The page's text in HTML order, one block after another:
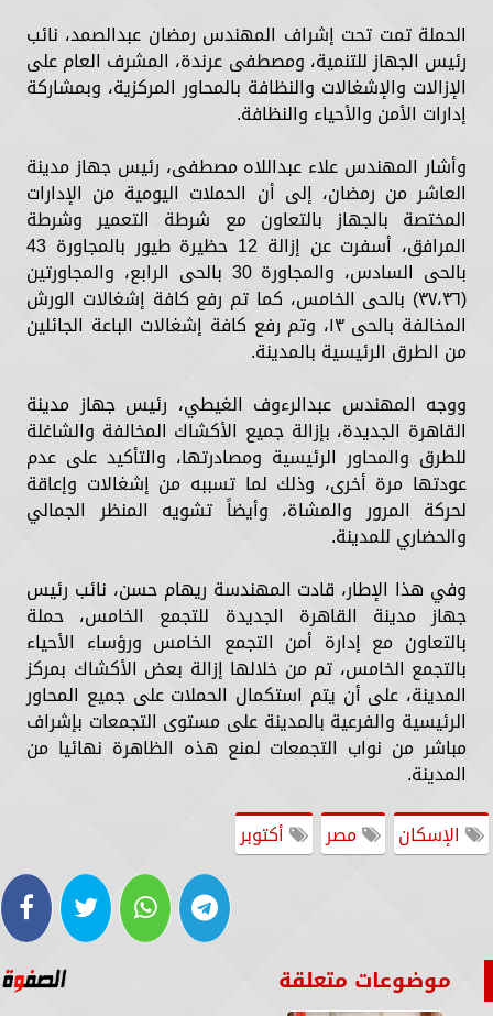
الحملة تمت تحت إشراف المهندس رمضان عبدالصمد، نائب
رئيس الجهاز للتنمية، ومصطفى عرندة، المشرف العام على
الإزالات والإشغالات والنظافة بالمحاور المركزية، وبمشاركة
إدارات الأمن والأحياء والنظافة.
وأشار المهندس علاء عبداللاه مصطفى، رئيس جهاز مدينة
العاشر من رمضان، إلى أن الحملات اليومية من الإدارات
المختصة بالجهاز بالتعاون مع شرطة التعمير وشرطة
المرافق، أسفرت عن إزالة 12 حظيرة طيور بالمجاورة 43
بالحى السادس، والمجاورة 30 بالحى الرابع، والمجاورتين
(٣٧،٣٦) بالحى الخامس، كما تم رفع كافة إشغالات الورش
المخالفة بالحى ١٣، وتم رفع كافة إشغالات الباعة الجائلين
من الطرق الرئيسية بالمدينة.
ووجه المهندس عبدالرءوف الغيطي، رئيس جهاز مدينة
القاهرة الجديدة، بإزالة جميع الأكشاك المخالفة والشاغلة
للطرق والمحاور الرئيسية ومصادرتها، والتأكيد على عدم
عودتها مرة أخرى، وذلك لما تسببه من إشغالات وإعاقة
لحركة المرور والمشاة، وأيضاً تشويه المنظر الجمالي
والحضاري للمدينة.
وفي هذا الإطار، قادت المهندسة ريهام حسن، نائب رئيس
جهاز مدينة القاهرة الجديدة للتجمع الخامس، حملة
بالتعاون مع إدارة أمن التجمع الخامس ورؤساء الأحياء
بالتجمع الخامس، تم من خلالها إزالة بعض الأكشاك بمركز
المدينة، على أن يتم استكمال الحملات على جميع المحاور
الرئيسية والفرعية بالمدينة على مستوى التجمعات بإشراف
مباشر من نواب التجمعات لمنع هذه الظاهرة نهائيا من
المدينة.
الإسكان
مصر أكتوبر
موضوعات متعلقة